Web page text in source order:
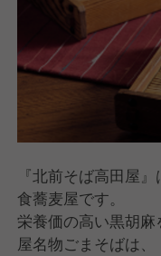
『北前そば高田屋
食蕎麦屋です。
栄養価の高い黒胡
屋名物ごまそばは、